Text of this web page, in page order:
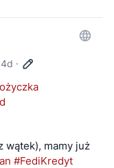
4d ·
wątek), mamy już
#FediKredyt